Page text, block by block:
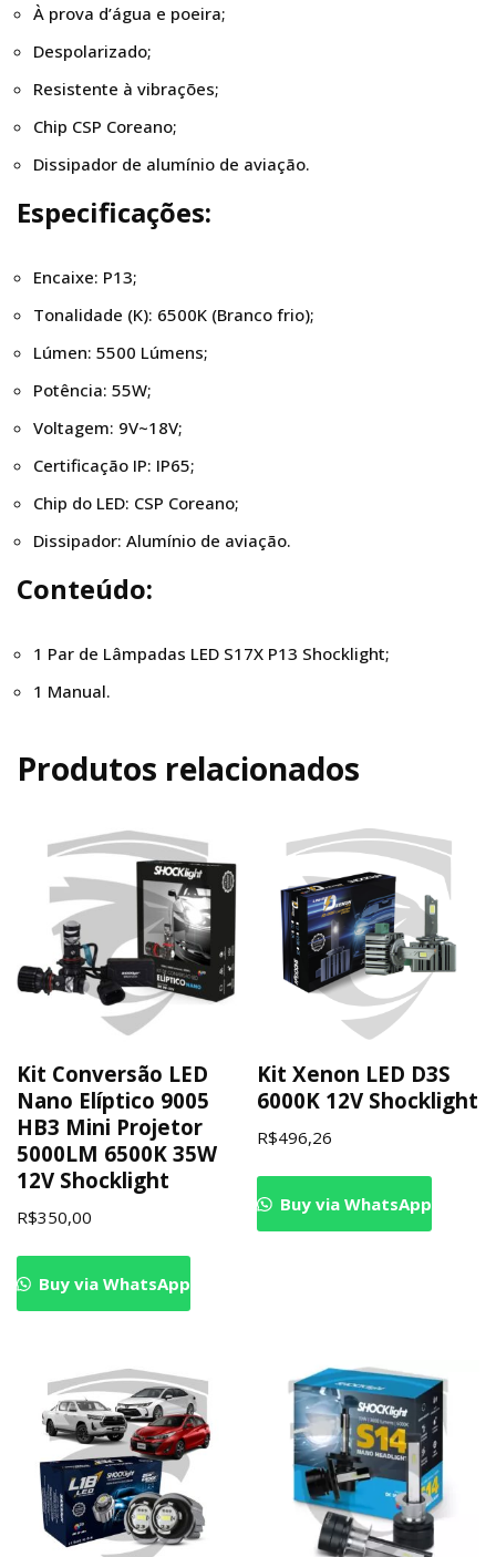
À prova d’água e poeira;
Despolarizado;
Resistente à vibrações;
Chip CSP Coreano;
Dissipador de alumínio de aviação.
Especificações:
Encaixe: P13;
Tonalidade (K): 6500K (Branco frio);
Lúmen: 5500 Lúmens;
Potência: 55W;
Voltagem: 9V~18V;
Certificação IP: IP65;
Chip do LED: CSP Coreano;
Dissipador: Alumínio de aviação.
Conteúdo:
1 Par de Lâmpadas LED S17X P13 Shocklight;
1 Manual.
Produtos relacionados
Kit Conversão LED
Nano Elíptico 9005
HB3 Mini Projetor
5000LM 6500K 35W
12V Shocklight
R$350,00
Buy via WhatsApp
Kit Xenon LED D3S
6000K 12V Shocklight
R$496,26
Buy via WhatsApp